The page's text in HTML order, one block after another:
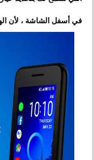
في أسفل الشاشة ، لأن